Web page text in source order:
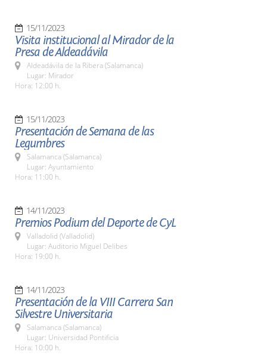
15/11/2023
Visita institucional al Mirador de la
Presa de Aldeadávila
Aldeadávila de la Ribera (Salamanca)
Lugar: Mirador
Hora: 12:00 h.
15/11/2023
Presentación de Semana de las
Legumbres
Salamanca (Salamanca)
Lugar: Ayuntamiento
Hora: 11:00 h.
14/11/2023
Premios Podium del Deporte de CyL
Valladolid (Valladolid)
Lugar: Auditorio Miguel Delibes
Hora: 19:00 h.
14/11/2023
Presentación de la VIII Carrera San
Silvestre Universitaria
Salamanca (Salamanca)
Lugar: Universidad Pontificia
Hora: 10:00 h.